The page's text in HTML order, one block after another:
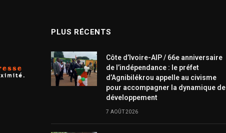
PLUS RÉCENTS
Côte d’Ivoire-AIP / 66e anniversaire
de l’indépendance : le préfet
d’Agnibilékrou appelle au civisme
pour accompagner la dynamique de
développement
7 AOÛT 2026